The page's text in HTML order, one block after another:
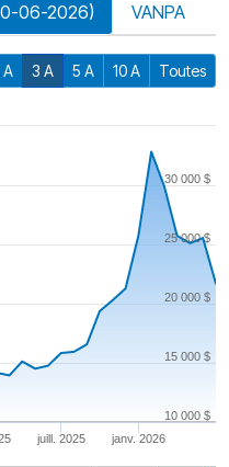
06-2026) VANPA
A 3 A 5 A 10 A Toutes
juill. 2025 janv. 2026
10 000 $
30 000 $
15 000 $
20 000 $
25 000 $